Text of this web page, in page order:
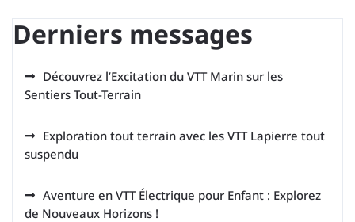
Derniers messages
Découvrez l’Excitation du VTT Marin sur les
Sentiers Tout-Terrain
Exploration tout terrain avec les VTT Lapierre tout
suspendu
Aventure en VTT Électrique pour Enfant : Explorez
de Nouveaux Horizons !